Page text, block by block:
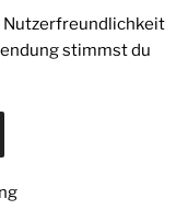
Nutzerfreundlichkeit
stimmst du